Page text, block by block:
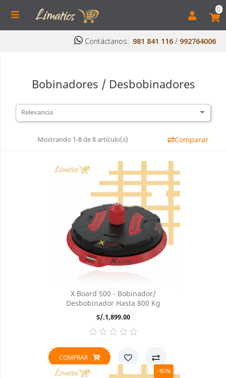
0
Contáctanos: 981 841 116 / 992764006
Bobinadores / Desbobinadores
Relevancia 
Mostrando 1-8 de 8 artículo(s) Comparar
X Board 500 - Bobinador/
Desbobinador Hasta 800 Kg
Precio
S/.1,899.00
COMPRAR
-10%